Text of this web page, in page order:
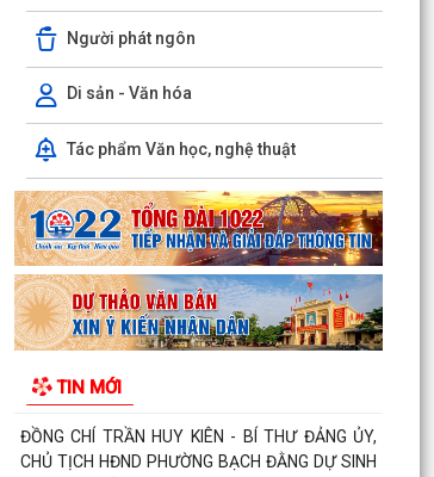
Người phát ngôn
Di sản - Văn hóa
Tác phẩm Văn học, nghệ thuật
TIN MỚI
Công văn tham gia ý kiến dự thảo Nghị quyết
của Hội đồng nhân dân phường quy định nội
dung chi, mức...
TIẾP TỤC THỰC HIỆN NGHIÊM CHỈ THỊ SỐ
17/CT-UBND CỦA UBND THÀNH PHỐ HẢI
PHÒNG VỀ TĂNG CƯỜNG CÔNG TÁC...
ĐẢNG ỦY PHƯỜNG BẠCH ĐẰNG HỌP TỔ CÔNG
TÁC THỰC HIỆN SỐ HÓA, TẠO LẬP DỮ LIỆU
ĐẢNG VIÊN
CHI BỘ TỔ DÂN PHỐ MY ĐÔNG TRANG TRỌNG
HOẠT CHI BỘ THƯỜNG KỲ...
ĐỒNG CHÍ TRẦN HUY KIÊN - BÍ THƯ ĐẢNG ỦY,
CHỦ TỊCH HĐND PHƯỜNG BẠCH ĐẰNG DỰ SINH